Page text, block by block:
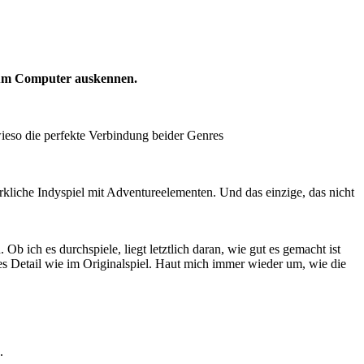
Computer auskennen.
die perfekte Verbindung beider Genres
Indyspiel mit Adventureelementen. Und das einzige, das nicht
ich es durchspiele, liegt letztlich daran, wie gut es gemacht ist
Detail wie im Originalspiel. Haut mich immer wieder um, wie die